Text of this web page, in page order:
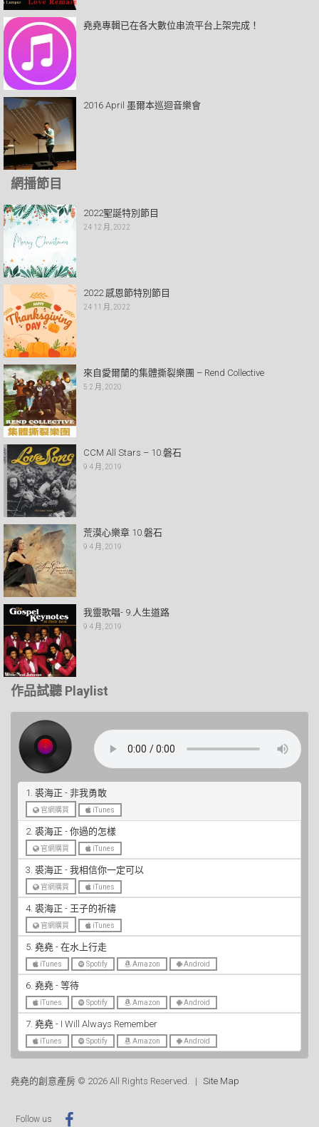
堯堯專輯已在各大數位串流平台上架完成！
2016 April 墨爾本巡迴音樂會
網播節目
2022聖誕特別節目
24 12 月, 2022
2022 感恩節特別節目
24 11 月, 2022
來自愛爾蘭的集體撕裂樂團 – Rend Collective
5 2 月, 2020
CCM All Stars – 10.磐石
9 4 月, 2019
荒漠心樂章 10.磐石
9 4 月, 2019
我靈歌唱- 9.人生道路
9 4 月, 2019
作品試聽 Playlist
1. 裘海正 - 非我勇敢
官網購買 iTunes
2. 裘海正 - 你過的怎樣
官網購買 iTunes
3. 裘海正 - 我相信你一定可以
官網購買 iTunes
4. 裘海正 - 王子的祈禱
官網購買 iTunes
5. 堯堯 - 在水上行走
iTunes Spotify Amazon Android
6. 堯堯 - 等待
iTunes Spotify Amazon Android
7. 堯堯 - I Will Always Remember
iTunes Spotify Amazon Android
堯堯的創意產房 © 2026 All Rights Reserved. Site Map
Follow us